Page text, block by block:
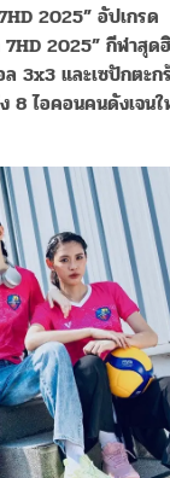
2025” อัปเกรด
2025” กีฬาสุด
3x3 และเซปักตะก
8 ไอคอนคนดังเจน